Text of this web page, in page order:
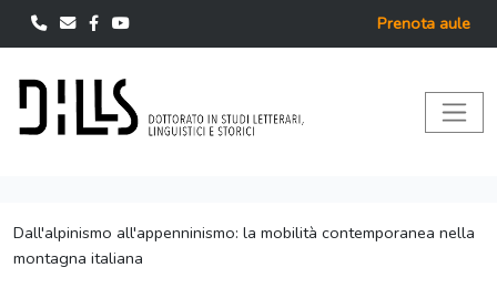
Prenota aule
Dall'alpinismo all'appenninismo: la mobilità contemporanea nella
montagna italiana